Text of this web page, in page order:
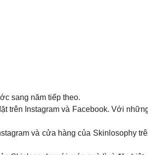
sang năm tiếp theo.
trên Instagram và Facebook. Với
và cửa hàng của Skinlosophy